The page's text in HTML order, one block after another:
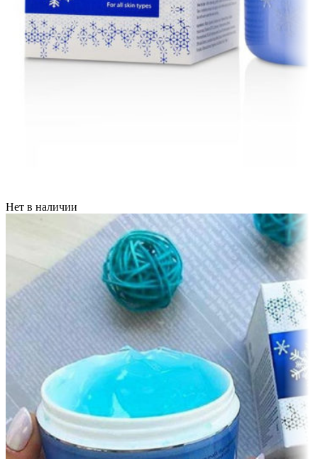
Нет в наличии